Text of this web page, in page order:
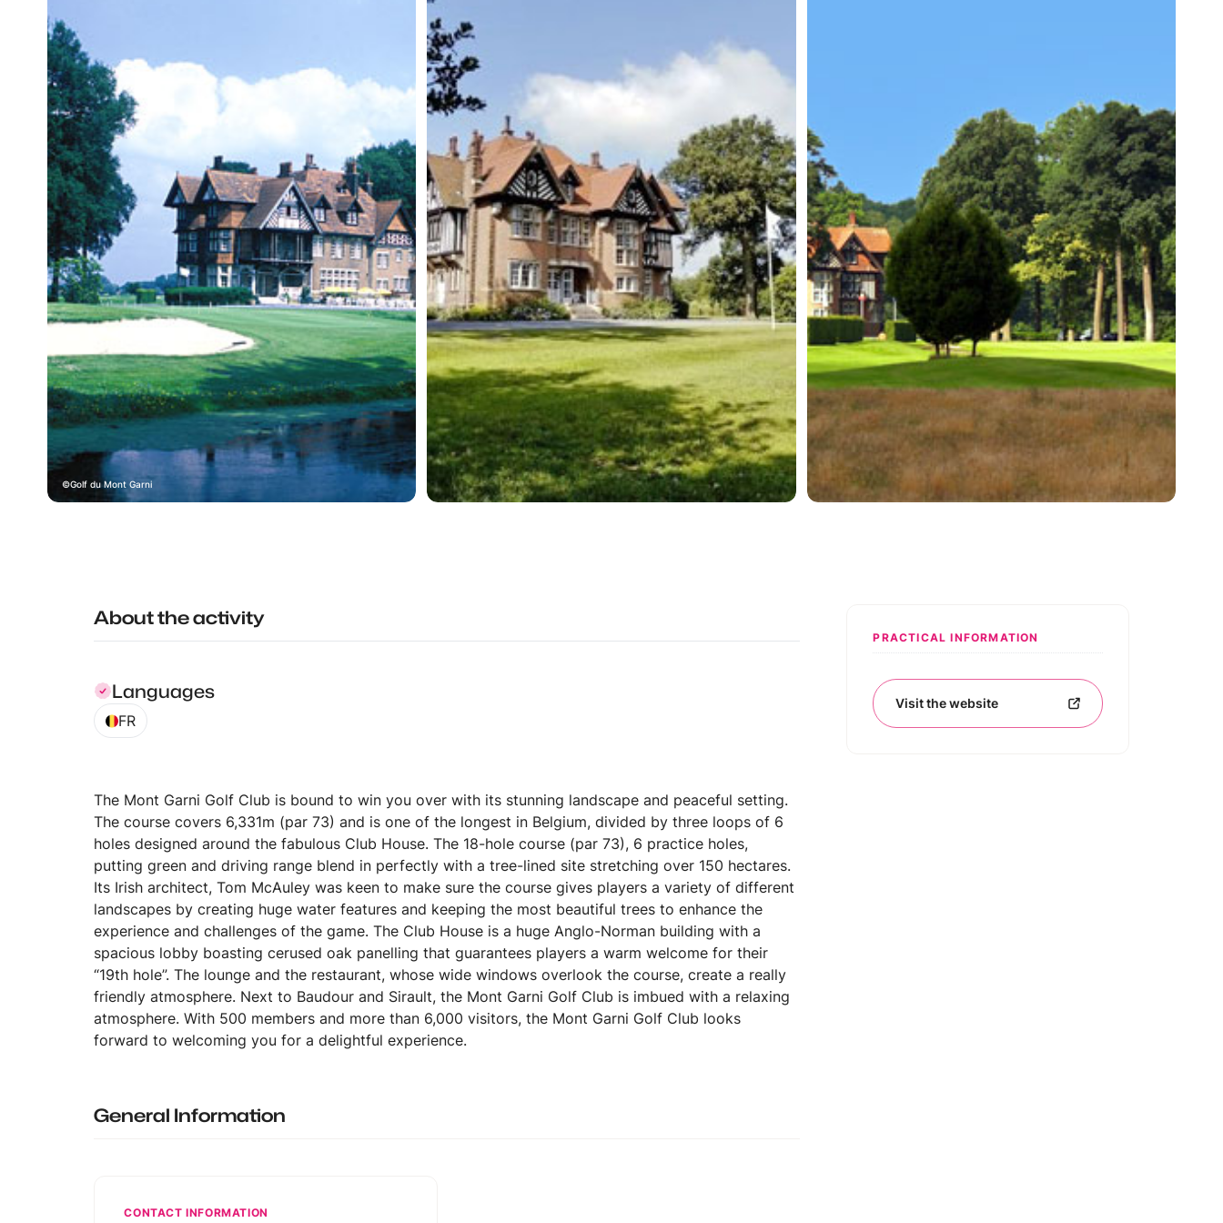
Golf du Mont Garni
About the activity
Languages
FR
The Mont Garni Golf Club is bound to win you over with its stunning landscape and peaceful setting.
The course covers 6,331m (par 73) and is one of the longest in Belgium, divided by three loops of 6
holes designed around the fabulous Club House. The 18-hole course (par 73), 6 practice holes,
putting green and driving range blend in perfectly with a tree-lined site stretching over 150 hectares.
Its Irish architect, Tom McAuley was keen to make sure the course gives players a variety of different
landscapes by creating huge water features and keeping the most beautiful trees to enhance the
experience and challenges of the game. The Club House is a huge Anglo-Norman building with a
spacious lobby boasting cerused oak panelling that guarantees players a warm welcome for their
“19th hole”. The lounge and the restaurant, whose wide windows overlook the course, create a really
friendly atmosphere. Next to Baudour and Sirault, the Mont Garni Golf Club is imbued with a relaxing
atmosphere. With 500 members and more than 6,000 visitors, the Mont Garni Golf Club looks
forward to welcoming you for a delightful experience.
General Information
CONTACT INFORMATION
PRACTICAL INFORMATION
Visit the website